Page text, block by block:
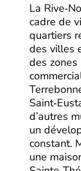
La
cadre de
quartiers
des villes
des
d’autres
un
constant.
une